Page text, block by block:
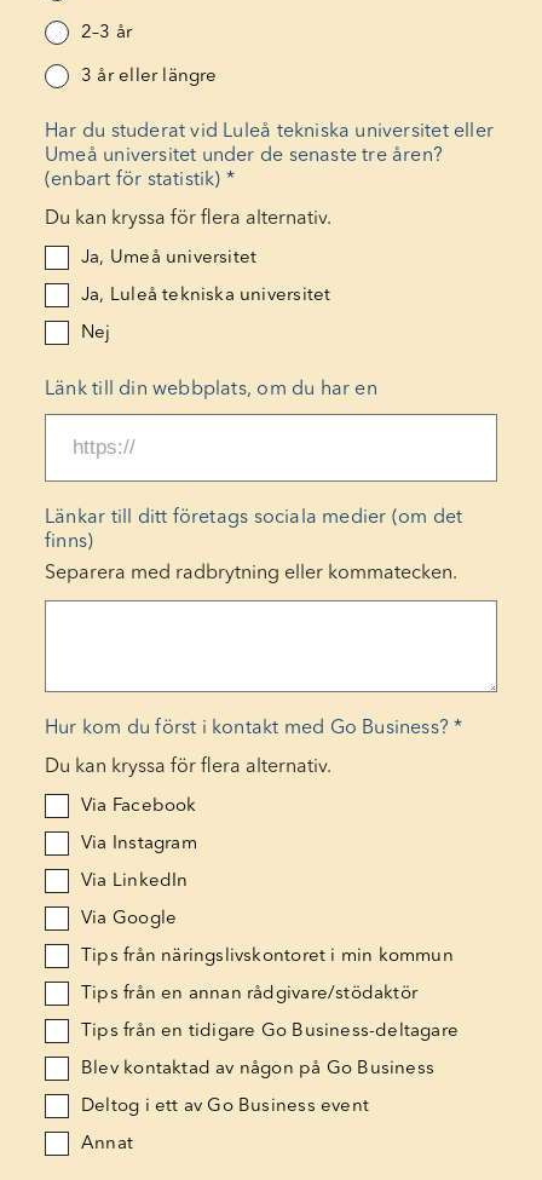
2–3 år
3 år eller längre
Har du studerat vid Luleå tekniska universitet eller
Umeå universitet under de senaste tre åren?
(enbart för statistik) *
Du kan kryssa för flera alternativ.
Ja, Umeå universitet
Ja, Luleå tekniska universitet
Nej
Länk till din webbplats, om du har en
Länkar till ditt företags sociala medier (om det
finns)
Separera med radbrytning eller kommatecken.
Hur kom du först i kontakt med Go Business?*
Du kan kryssa för flera alternativ.
Via Facebook
Via Instagram
Via LinkedIn
Via Google
Tips från näringslivskontoret i min kommun
Tips från en annan rådgivare/stödaktör
Tips från en tidigare Go Business-deltagare
Blev kontaktad av någon på Go Business
Deltog i ett av Go Business event
Annat